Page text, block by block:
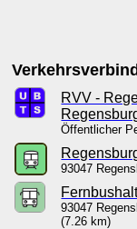
RVV -
Öffentlicher
93047
93047
(7.26 km)